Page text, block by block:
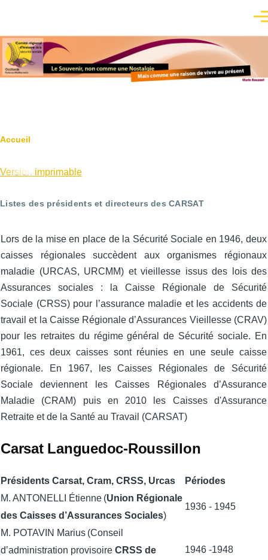
Fil
d'Ariane
Accueil
Version imprimable
Listes des présidents et directeurs des CARSAT
Lors de la mise en place de la Sécurité Sociale en 1946, deux
caisses régionales succèdent aux organismes régionaux
maladie (URCAS, URCMM) et vieillesse issus des lois des
Assurances sociales : la Caisse Régionale de Sécurité
Sociale (CRSS) pour l’assurance maladie et les accidents de
travail et la Caisse Régionale d’Assurances Vieillesse (CRAV)
pour les retraites du régime général de Sécurité sociale. En
1961, ces deux caisses sont réunies en une seule caisse
régionale. En 1967, les Caisses Régionales de Sécurité
Sociale deviennent les Caisses Régionales d’Assurance
Maladie (CRAM) puis en 2010 les Caisses d'Assurance
Retraite et de la Santé au Travail (CARSAT)
Carsat Languedoc-Roussillon
Présidents Carsat, Cram, CRSS, Urcas
Périodes
M. ANTONELLI
Étienne (Union Régionale
des Caisses d’Assurances Sociales)
1936 - 1945
M. POTAVIN Marius (Conseil
d’administration provisoire CRSS de
1946 -1948